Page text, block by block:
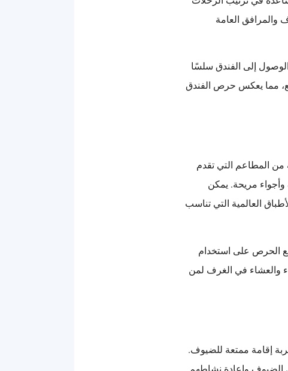
والمرافق العامة
إلى الفندق سلسًا
مما يعكس حرص الفندق
المطاعم التي تقدم
وأجواء مريحة. يمكن
العالمية التي تناسب
الحرص على استخدام
والعشاء في الغرف لمن
إقامة ممتعة للضيوف.